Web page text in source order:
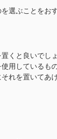
選ぶことをお
くと良いでしょ
用しているも
れを置いてあ